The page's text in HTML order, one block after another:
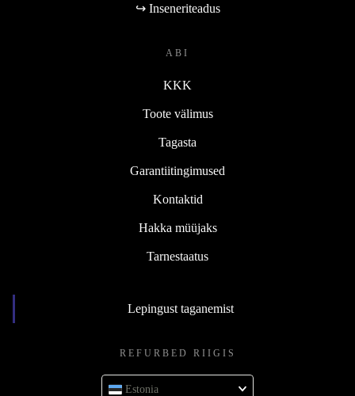
↪ Inseneriteadus
ABI
KKK
Toote välimus
Tagasta
Garantiitingimused
Kontaktid
Hakka müüjaks
Tarnestaatus
Lepingust taganemist
REFURBED RIIGIS
Estonia